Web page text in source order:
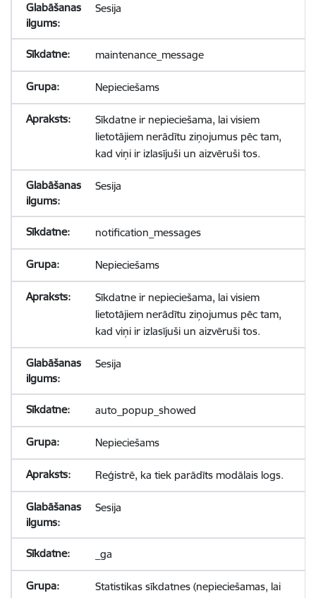
Sesija
maintenance_message
Nepieciešams
Sīkdatne ir nepieciešama, lai visiem
lietotājiem nerādītu ziņojumus pēc tam,
kad viņi ir izlasījuši un aizvēruši tos.
Sesija
notification_messages
Nepieciešams
Sīkdatne ir nepieciešama, lai visiem
lietotājiem nerādītu ziņojumus pēc tam,
kad viņi ir izlasījuši un aizvēruši tos.
Sesija
auto_popup_showed
Nepieciešams
Reģistrē, ka tiek parādīts modālais logs.
Sesija
_ga
Statistikas sīkdatnes (nepieciešamas, lai